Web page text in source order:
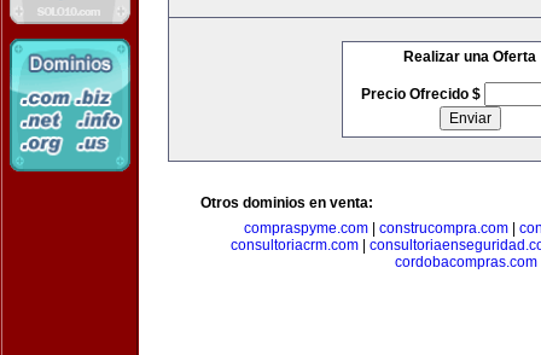
Realizar una Oferta
Precio Ofrecido $
Otros dominios en venta:
compraspyme.com
construcompra.com
consultoriacrm.com|
cordobacompras.com